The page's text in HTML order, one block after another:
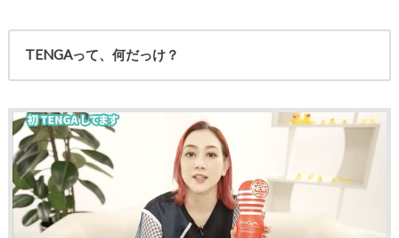
TENGAって、何だっけ？